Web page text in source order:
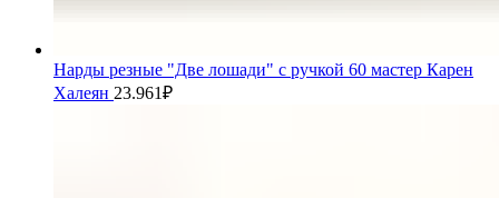
Нарды резные "Две лошади" с ручкой 60 мастер Карен
Халеян 23.961₽